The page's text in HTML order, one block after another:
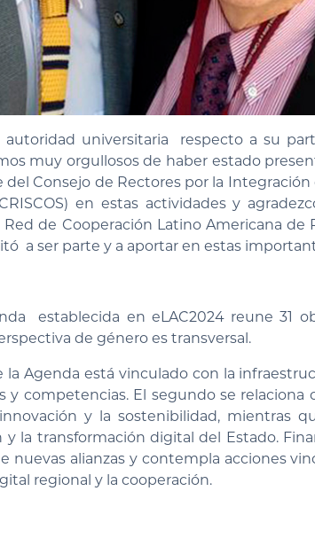
universitaria respecto a su
muy orgullosos de haber estado
Consejo de Rectores por la
en estas actividades y
de Cooperación Latino Americana de
a ser parte y a aportar en estas
establecida en eLAC2024 reune 31
de género es transversal.
la Agenda está vinculado con la
y competencias. El segundo se relaciona
y la sostenibilidad, mientras
la transformación digital del Estado.
nuevas alianzas y contempla acciones
regional y la cooperación.